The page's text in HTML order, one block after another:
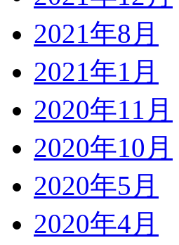
2021年8月
2021年1月
2020年11月
2020年10月
2020年5月
2020年4月